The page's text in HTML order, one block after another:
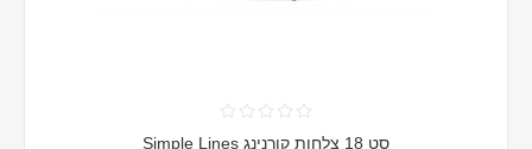
סט 18 צלחות קורנינג Simple Lines